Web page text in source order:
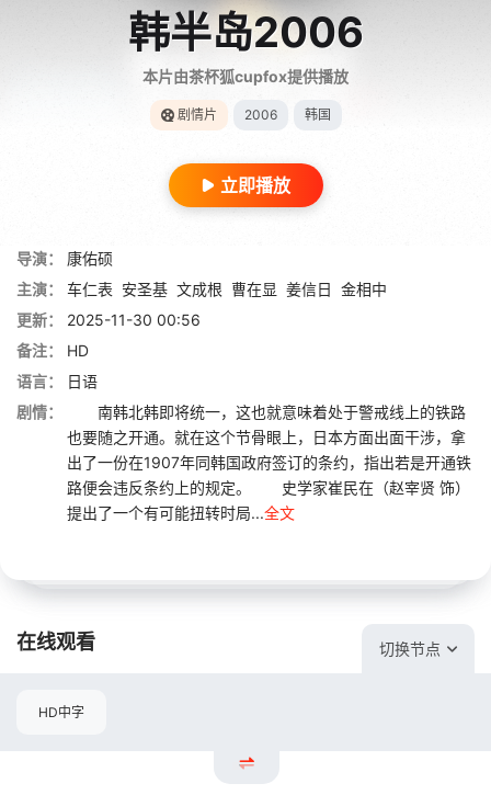
韩半岛2006
本片由茶杯狐cupfox提供播放
剧情片 2006 韩国
立即播放
导演：
康佑硕
主演：
车仁表 安圣基 文成根 曹在显 姜信日 金相中
更新：
2025-11-30 00:56
备注：
HD
语言：
日语
剧情：
南韩北韩即将统一，这也就意味着处于警戒线上的铁路
也要随之开通。就在这个节骨眼上，日本方面出面干涉，拿
出了一份在1907年同韩国政府签订的条约，指出若是开通铁
路便会违反条约上的规定。 史学家崔民在（赵宰贤 饰）
提出了一个有可能扭转时局...全文
在线观看 切换节点
HD中字